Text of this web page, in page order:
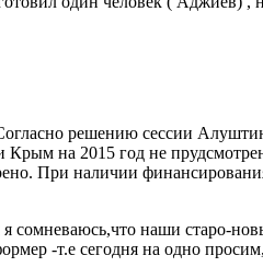
решению сессии
на 2015 год не
При наличии
сомневаюсь,что наши старо-
-т.е сегодня на одно